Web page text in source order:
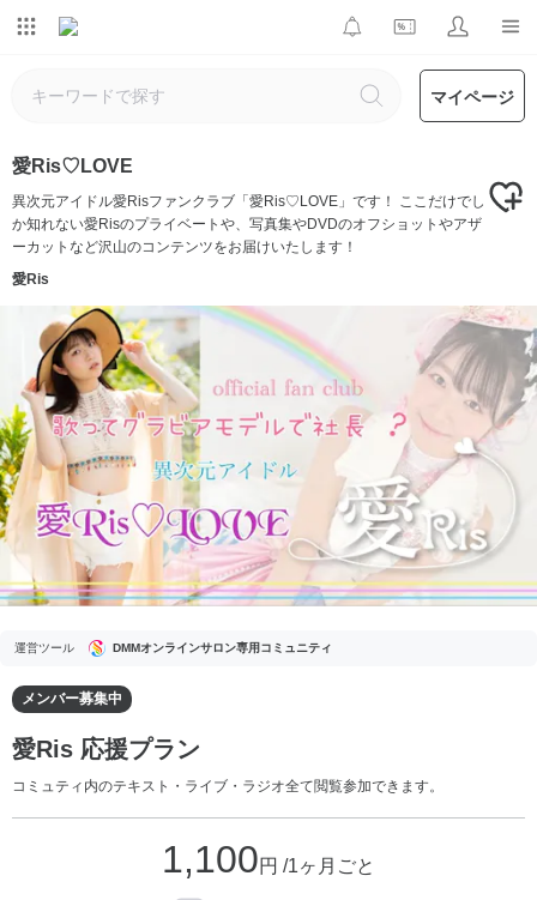
マイページ
愛Ris♡LOVE
異次元アイドル愛Risファンクラブ「愛Ris♡LOVE」です！ ここだけでし
か知れない愛Risのプライベートや、写真集やDVDのオフショットやアザ
ーカットなど沢山のコンテンツをお届けいたします！
愛Ris
運営ツール DMMオンラインサロン専用コミュニティ
メンバー募集中
愛Ris 応援プラン
コミュティ内のテキスト・ライブ・ラジオ全て閲覧参加できます。
1,100円 /1ヶ月ごと